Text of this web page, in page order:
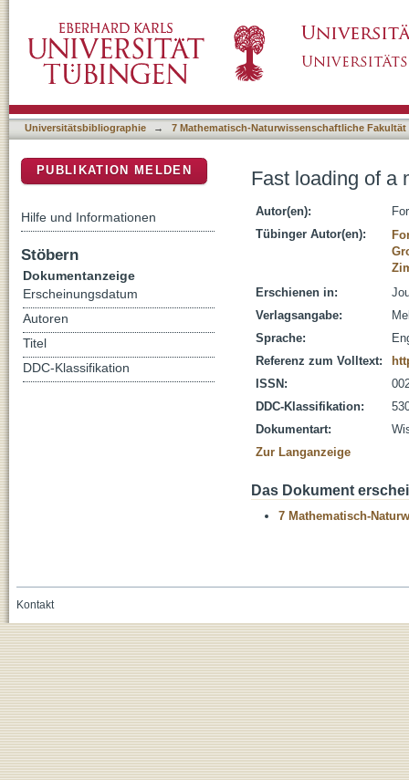
Universitätsbibliographie → 7 Mathematisch-Naturwissenschaftliche Fakultät
Fast loading of a
Autor(en):
Tübinger Autor(en):
Erschienen in:
Verlagsangabe:
Sprache:
Referenz zum Volltext:
ISSN:
DDC-Klassifikation:
Dokumentart:
Zur Langanzeige
Das Dokument
7 Mathematisch-
PUBLIKATION MELDEN
Hilfe und Informationen
Stöbern
Dokumentanzeige
Erscheinungsdatum
Autoren
Titel
DDC-Klassifikation
Kontakt